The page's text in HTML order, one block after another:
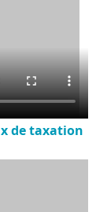
de taxation